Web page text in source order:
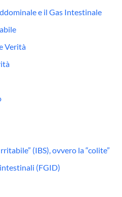
e il Gas Intestinale
Verità
(IBS), ovvero la “colite”
(FGID)